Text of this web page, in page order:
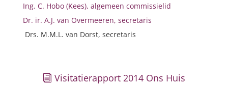
Ing. C. Hobo (Kees), algemeen commissielid
Dr. ir. A.J. van Overmeeren, secretaris
Drs. M.M.L. van Dorst, secretaris
Visitatierapport 2014 Ons Huis